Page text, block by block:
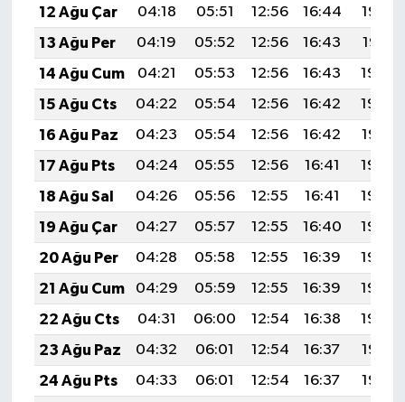
12 Ağu Çar
04:18 05:51 12:56 16:44
19:52
13 Ağu Per
04:19 05:52 12:56 16:43
19:51
14 Ağu Cum
04:21 05:53 12:56 16:43
19:50
15 Ağu Cts
04:22 05:54 12:56 16:42
19:48
16 Ağu Paz
04:23 05:54 12:56 16:42
19:47
17 Ağu Pts
04:24 05:55 12:56 16:41
19:46
18 Ağu Sal
04:26 05:56 12:55 16:41
19:45
19 Ağu Çar
04:27 05:57 12:55 16:40
19:43
20 Ağu Per
04:28 05:58 12:55 16:39
19:42
21 Ağu Cum
04:29 05:59 12:55 16:39
19:40
22 Ağu Cts
04:31 06:00 12:54 16:38
19:39
23 Ağu Paz
04:32 06:01 12:54 16:37
19:38
24 Ağu Pts
04:33 06:01 12:54 16:37
19:36